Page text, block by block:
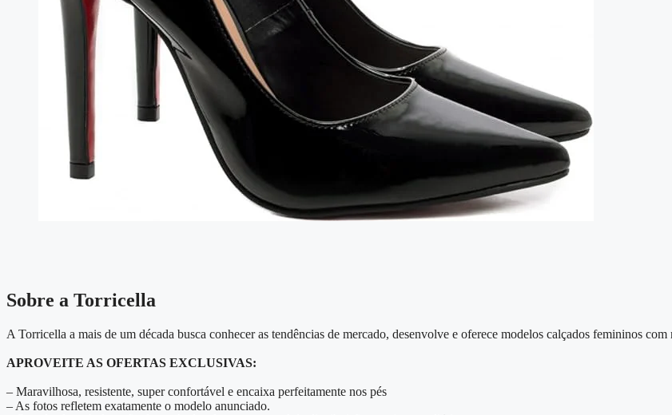
Sobre a Torricella
A Torricella a mais de um década busca conhecer as tendências de mercado, desenvolve e oferece modelos calçados femininos
APROVEITE AS OFERTAS EXCLUSIVAS:
– Maravilhosa, resistente, super confortável e encaixa perfeitamente nos pés
– As fotos refletem exatamente o modelo anunciado.